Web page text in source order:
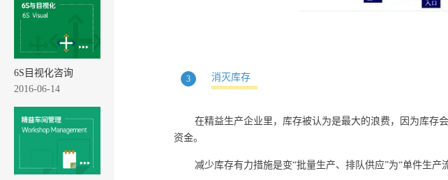
6S目视化咨询
2016-06-14
3 消灭库存
在精益生产企业里，库存被认为是最大的浪费，因为库存
资金。
减少库存有力措施是变“批量生产、排队供应”为“单件生产